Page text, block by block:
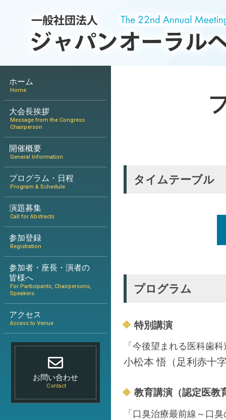
タイムテーブル
プログラム
特別講演
「今後望まれる医科歯
小松本 悟（足利赤十
教育講演（認定医教
「口臭治療最前線～口
ホーム
Home
大会長挨拶
Message from the Congress
Chairperson
開催概要
General Information
プログラム・日程
Program & Schedule
演題募集
Call for Abstracts
参加登録
Registration
参加者・座長・演者の
皆様へ
For Participants, Chairpersons,
Speakers
アクセス
Access to Venue
お問い合わせ
Contact